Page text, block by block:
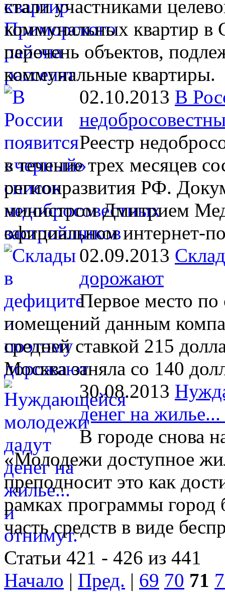
стали участниками
коммунальных квартир в
перечень объектов,
коммунальные квартиры.
02.10.2013 В
Реестр
в течение трех месяцев
регионразвития РФ.
министром Дмитрием
официальном интернет-
02.09.2013
дорожают
Первое место по
помещений данным
средней ставкой 215
Москва заняла со 140
30.08.2013
денег на
В городе снова
«Молодежи доступное
преподносит это как
рамках программы город
часть средств в виде
Статьи 421 - 426 из 441
Начало | Пред. | 69 70 71